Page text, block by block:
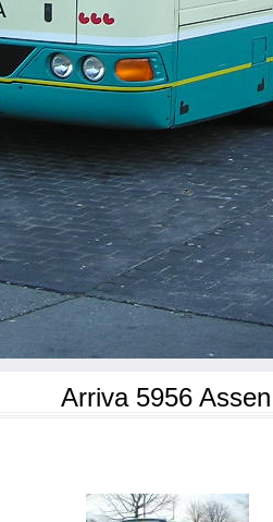
Arriva 5956 Assen